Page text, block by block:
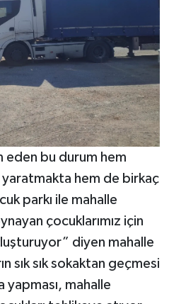
eden bu durum hem
hem de birkaç
parkı ile mahalle
çocuklarımız için
diyen mahalle
sık sık sokaktan geçmesi
yapması, mahalle